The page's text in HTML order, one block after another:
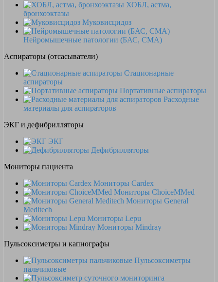
ХОБЛ, астма,
бронхоэктазы
Муковисцидоз
Нейромышечные патологии (БАС, СМА)
Аспираторы (отсасыватели)
Стационарные
аспираторы
Портативные аспираторы
Расходные
материалы для аспираторов
ЭКГ и дефибрилляторы
ЭКГ
Дефибрилляторы
Мониторы пациента
Мониторы Cardex
Мониторы ChoiceMMed
Мониторы General
Meditech
Мониторы Lepu
Мониторы Mindray
Пульсоксиметры и капнографы
Пульсоксиметры
пальчиковые